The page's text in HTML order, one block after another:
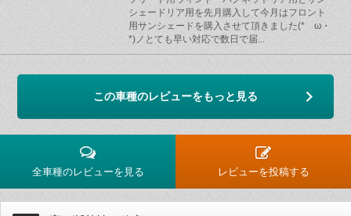
シェードリア用を先月購入して今月はフロント
用サンシェードを購入させて頂きました(*ゝω・
*)ノとても早い対応で数日で届...
この車種のレビューをもっと見る
全車種のレビューを見る レビューを投稿する